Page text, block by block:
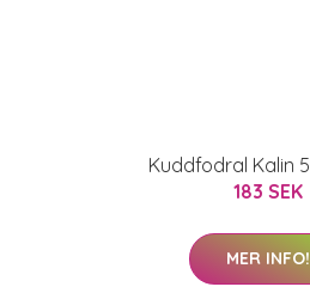
Kuddfodral Kalin
183 SEK
MER INFO!